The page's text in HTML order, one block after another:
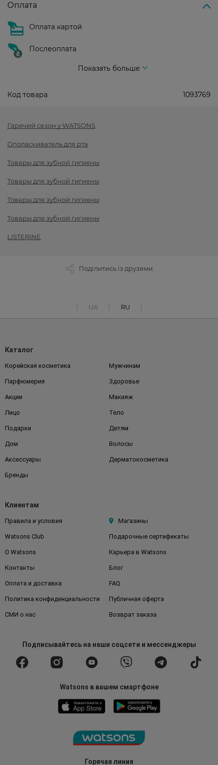
Оплата
Оплата картой
Послеоплата
Показать больше
Код товара 1093769
Гарячий сезон у WATSONS
Ополаскиватель для рта
Товары для зубной гигиены
Товары для зубной гигиены
Товары для зубной гигиены
Товары для зубной гигиены
LISTERINE
Поділитись із друзями
UA RU
Горячая линия
Каталог
Корейская косметика Мужчинам
Парфюмерия Здоровье
Акции Макияж
Лицо Тело
Подарки Детям
Дом Волосы
Аксессуары Дерматокосметика
Бренды
Клиентам
Правила и условия Магазины
Watsons Club Подарочные сертификаты
О Watsons Карьера в Watsons
Контакты Блог
Оплата и доставка FAQ
Политика конфиденциальности Публичная оферта
СМИ о нас Возврат заказа
Подписывайтесьна наши соцсети и мессенджеры
Watsons в вашем смартфоне